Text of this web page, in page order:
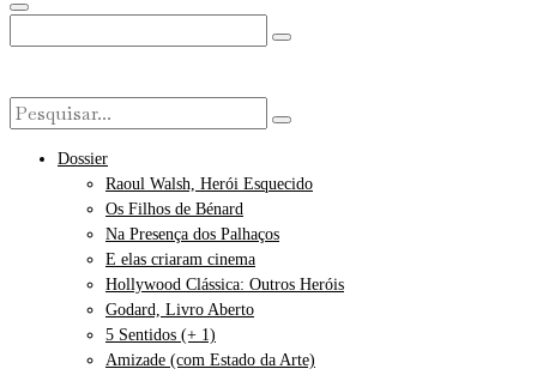
Dossier
Raoul Walsh, Herói Esquecido
Os Filhos de Bénard
Na Presença dos Palhaços
E elas criaram cinema
Hollywood Clássica: Outros Heróis
Godard, Livro Aberto
5 Sentidos (+ 1)
Amizade (com Estado da Arte)